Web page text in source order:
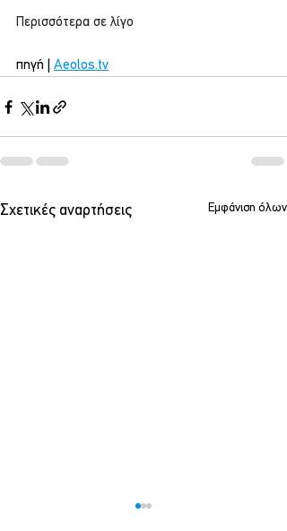
Περισσότερα σε λίγο
πηγή | Aeolos.tv
Σχετικές αναρτήσεις Εμφάνιση όλων